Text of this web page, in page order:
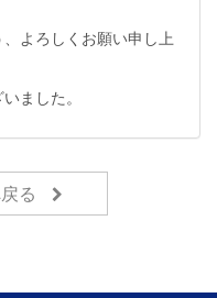
よろしくお願い申し上
ました。
る